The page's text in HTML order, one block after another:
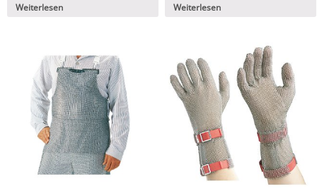
Weiterlesen
Weiterlesen